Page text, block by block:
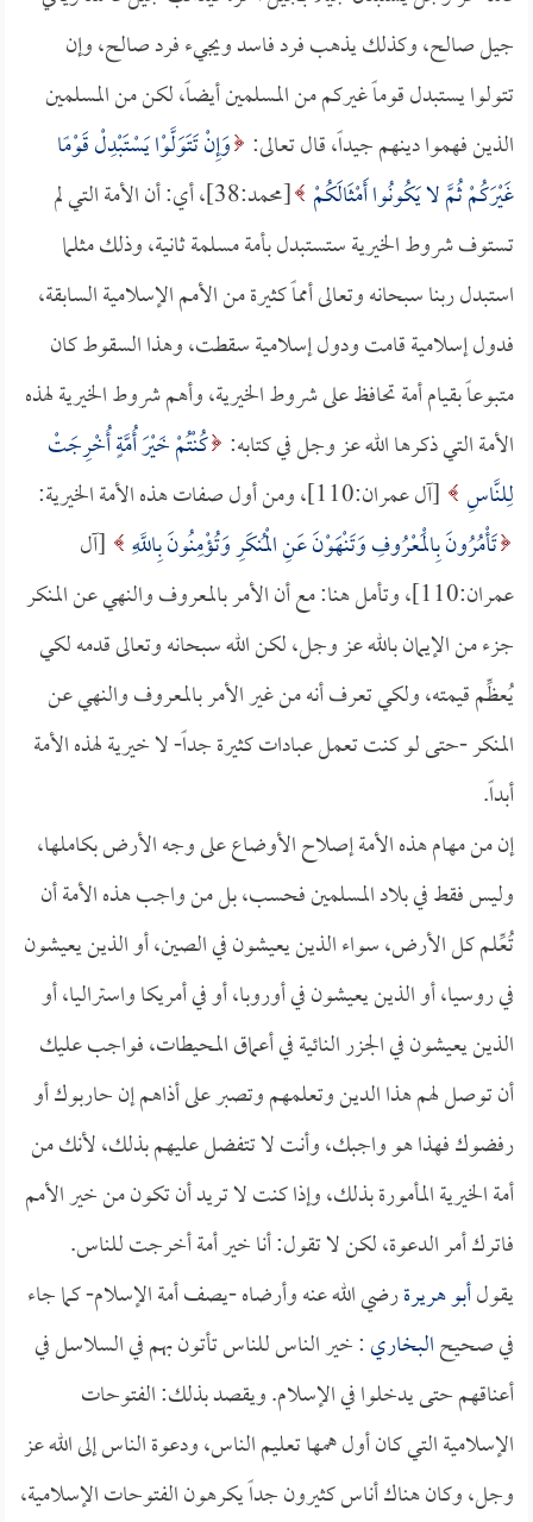
جيل صالح، وكذلك يذهب فرد فاسد ويجيء فرد صالح، وإن
تتولوا يستبدل قوماً غيركم من المسلمين أيضاً، لكن من المسلمين
الذين فهموا دينهم جيداً، قال تعالى: وَإِنْ تَتَوَلَّوْا يَسْتَبْدِلْ قَوْمًا
غَيْرَكُمْ ثُمَّ لا يَكُونُوا أَمْثَالَكُمْ
[محمد:38]، أي: أن الأمة التي لم
تستوف شروط الخيرية ستستبدل بأمة مسلمة ثانية، وذلك مثلما
استبدل ربنا سبحانه وتعالى أمماً كثيرة من الأمم الإسلامية السابقة،
فدول إسلامية قامت ودول إسلامية سقطت، وهذا السقوط كان
متبوعاً بقيام أمة تحافظ على شروط الخيرية، وأهم شروط الخيرية لهذه
الأمة التي ذكرها الله عز وجل في كتابه: كُنْتُمْ خَيْرَ أُمَّةٍ أُخْرِجَتْ
لِلنَّاسِ [آل عمران:110]، ومن أول صفات هذه الأمة الخيرية:
تَأْمُرُونَ بِالْمَعْرُوفِ وَتَنْهَوْنَ عَنِ الْمُنكَرِ وَتُؤْمِنُونَ بِاللَّهِ [آل
عمران:110]، وتأمل هنا: مع أن الأمر بالمعروف والنهي عن المنكر
جزء من الإيمان بالله عز وجل، لكن الله سبحانه وتعالى قدمه لكي
يُعظِّم قيمته، ولكي تعرف أنه من غير الأمر بالمعروف والنهي عن
المنكر -حتى لو كنت تعمل عبادات كثيرة جداً- لا خيرية لهذه الأمة
أبداً.
إن من مهام هذه الأمة إصلاح الأوضاع على وجه الأرض بكاملها،
وليس فقط في بلاد المسلمين فحسب، بل من واجب هذه الأمة أن
تُعِّلم كل الأرض، سواء الذين يعيشون في الصين، أو الذين يعيشون
في روسيا، أو الذين يعيشون في أوروبا، أو في أمريكا واستراليا، أو
الذين يعيشون في الجزر النائية في أعماق المحيطات، فواجب عليك
أن توصل لهم هذا الدين وتعلمهم وتصبر على أذاهم إن حاربوك أو
رفضوك فهذا هو واجبك، وأنت لا تتفضل عليهم بذلك، لأنك من
أمة الخيرية المأمورة بذلك، وإذا كنت لا تريد أن تكون من خير الأمم
فاترك أمر الدعوة، لكن لا تقول: أنا خير أمة أخرجت للناس.
يقولأبو هريرةرضي الله عنه وأرضاه -يصف أمة الإسلام- كما جاء
في صحيحالبخاري: خير الناس للناس تأتون بهم في السلاسل في
أعناقهم حتى يدخلوا في الإسلام. ويقصد بذلك: الفتوحات
الإسلامية التي كان أول همها تعليم الناس، ودعوة الناس إلى الله عز
وجل، وكان هناك أناس كثيرون جداً يكرهون الفتوحات الإسلامية،